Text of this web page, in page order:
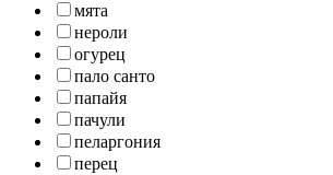
мята
нероли
огурец
пало санто
папайя
пачули
пеларгония
перец